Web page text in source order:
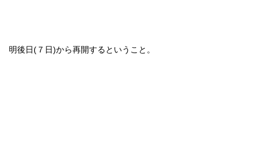
明後日(７日)から再開するということ。